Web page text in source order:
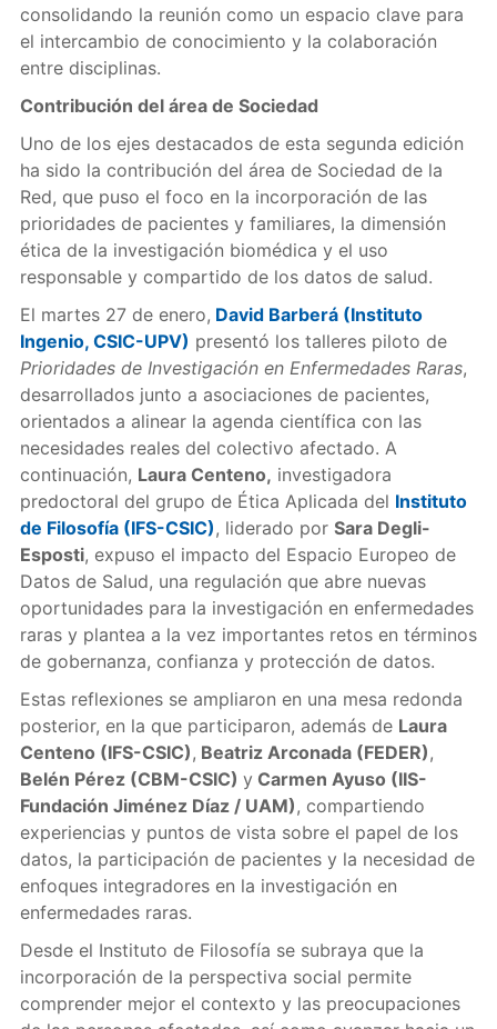
consolidando la reunión como un espacio clave para
el intercambio de conocimiento y la colaboración
entre disciplinas.
Contribución del área de Sociedad
Uno de los ejes destacados de esta segunda edición
ha sido la contribución del área de Sociedad de la
Red, que puso el foco en la incorporación de las
prioridades de pacientes y familiares, la dimensión
ética de la investigación biomédica y el uso
responsable y compartido de los datos de salud.
El martes 27 de enero, David Barberá (Instituto
Ingenio, CSIC-UPV) presentó los talleres piloto de
Prioridades de Investigación en Enfermedades Raras,
desarrollados junto a asociaciones de pacientes,
orientados a alinear la agenda científica con las
necesidades reales del colectivo afectado. A
continuación, Laura Centeno, investigadora
predoctoral del grupo de Ética Aplicada del Instituto
de Filosofía (IFS-CSIC), liderado por Sara Degli-
Esposti, expuso el impacto del Espacio Europeo de
Datos de Salud, una regulación que abre nuevas
oportunidades para la investigación en enfermedades
raras y plantea a la vez importantes retos en términos
de gobernanza, confianza y protección de datos.
Estas reflexiones se ampliaron en una mesa redonda
posterior, en la que participaron, además de Laura
Centeno (IFS-CSIC), Beatriz Arconada (FEDER),
Belén Pérez (CBM-CSIC) yCarmen Ayuso (IIS-
Fundación Jiménez Díaz / UAM), compartiendo
experiencias y puntos de vista sobre el papel de los
datos, la participación de pacientes y la necesidad de
enfoques integradores en la investigación en
enfermedades raras.
Desde el Instituto de Filosofía se subraya que la
incorporación de la perspectiva social permite
comprender mejor el contexto y las preocupaciones